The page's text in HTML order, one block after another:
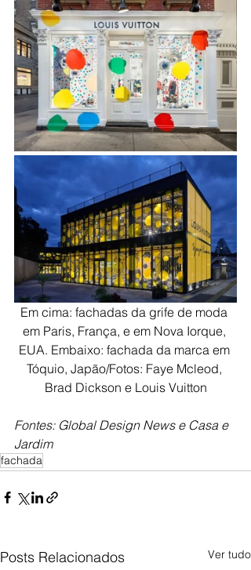
Em cima: fachadas da grife de moda
em Paris, França, e em Nova Iorque,
EUA. Embaixo: fachada da marca em
Tóquio, Japão/Fotos: Faye Mcleod,
Brad Dickson e Louis Vuitton
Fontes: Global Design News e Casa e
Jardim
fachada
Posts Relacionados Ver tudo